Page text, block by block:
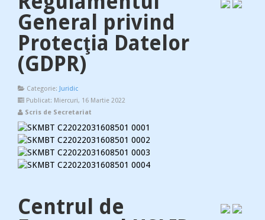
General privind
Protecţia Datelor
(GDPR)
Categorie:
Juridic
Publicat: Miercuri, 16 Martie 2022
Scris de Secretariat
Centrul de